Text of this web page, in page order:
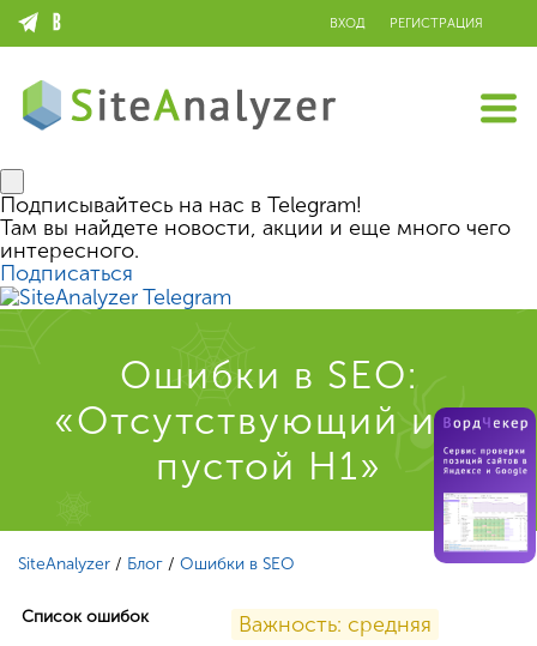
ВХОД РЕГИСТРАЦИЯ
Подписывайтесь на нас в Telegram!
Там вы найдете новости, акции и еще много чего
интересного.
Подписаться
Ошибки в SEO:
«Отсутствующий или
пустой H1»
SiteAnalyzer / Блог / Ошибки в SEO
Список ошибок
Важность: средняя